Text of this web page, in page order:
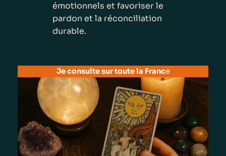
émotionnels et favoriser le
pardon et la réconciliation
durable.
Je consulte sur toute la France